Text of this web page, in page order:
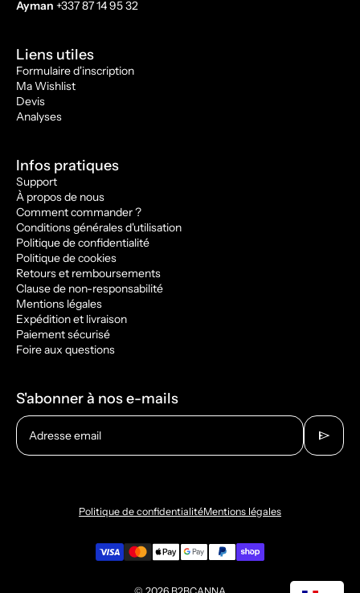
Ayman +337 87 14 95 32
Liens utiles
Formulaire d'inscription
Ma Wishlist
Devis
Analyses
Infos pratiques
Support
À propos de nous
Comment commander ?
Conditions générales d'utilisation
Politique de confidentialité
Politique de cookies
Retours et remboursements
Clause de non-responsabilité
Mentions légales
Expédition et livraison
Paiement sécurisé
Foire aux questions
S'abonner à nos e-mails
Adresse email send
Politique de confidentialitéMentions légales